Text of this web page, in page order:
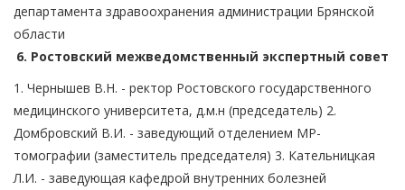
департамента здравоохранения администрации Брянской
области
6. Ростовский межведомственный экспертный совет
1. Чернышев В.Н. - ректор Ростовского государственного
медицинского университета, д.м.н (председатель) 2.
Домбровский В.И. - заведующий отделением МР-
томографии (заместитель председателя) 3. Кательницкая
Л.И. - заведующая кафедрой внутренних болезней